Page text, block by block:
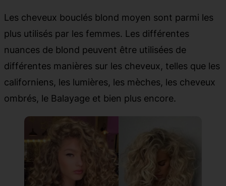
Les cheveux bouclés blond moyen sont parmi les
plus utilisés par les femmes. Les différentes
nuances de blond peuvent être utilisées de
différentes manières sur les cheveux, telles que les
californiens, les lumières, les mèches, les cheveux
ombrés, le Balayage et bien plus encore.